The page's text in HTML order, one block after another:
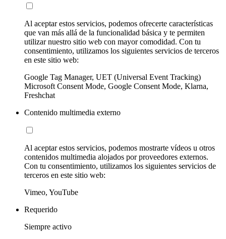
Al aceptar estos servicios, podemos ofrecerte características
que van más allá de la funcionalidad básica y te permiten
utilizar nuestro sitio web con mayor comodidad. Con tu
consentimiento, utilizamos los siguientes servicios de terceros
en este sitio web:
Google Tag Manager, UET (Universal Event Tracking)
Microsoft Consent Mode, Google Consent Mode, Klarna,
Freshchat
Contenido multimedia externo
Al aceptar estos servicios, podemos mostrarte vídeos u otros
contenidos multimedia alojados por proveedores externos.
Con tu consentimiento, utilizamos los siguientes servicios de
terceros en este sitio web:
Vimeo, YouTube
Requerido
Siempre activo